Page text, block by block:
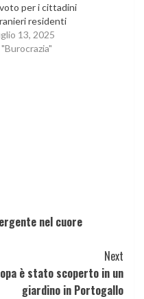
per i cittadini
residenti
13, 2025
nel cuore
Next
è stato scoperto in un
giardino in Portogallo